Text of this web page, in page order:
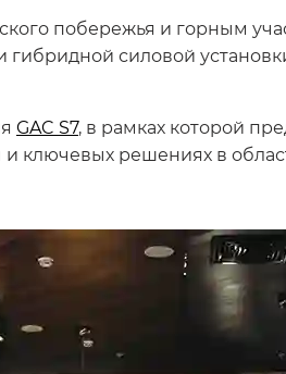
побережья и горным
силовой
GAC S7, в рамках которой
ключевых решениях в